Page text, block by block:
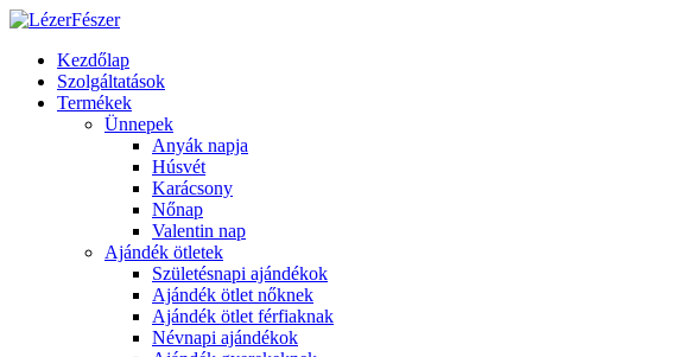
Kezdőlap
Szolgáltatások
Termékek
Ünnepek
Anyák napja
Húsvét
Karácsony
Nőnap
Valentin nap
Ajándék ötletek
Születésnapi ajándékok
Ajándék ötlet nőknek
Ajándék ötlet férfiaknak
Névnapi ajándékok